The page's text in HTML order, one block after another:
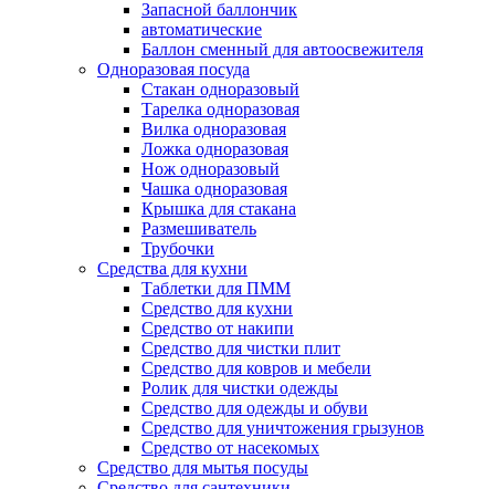
Запасной баллончик
автоматические
Баллон сменный для автоосвежителя
Одноразовая посуда
Стакан одноразовый
Тарелка одноразовая
Вилка одноразовая
Ложка одноразовая
Нож одноразовый
Чашка одноразовая
Крышка для стакана
Размешиватель
Трубочки
Средства для кухни
Таблетки для ПММ
Средство для кухни
Средство от накипи
Средство для чистки плит
Средство для ковров и мебели
Ролик для чистки одежды
Средство для одежды и обуви
Средство для уничтожения грызунов
Средство от насекомых
Средство для мытья посуды